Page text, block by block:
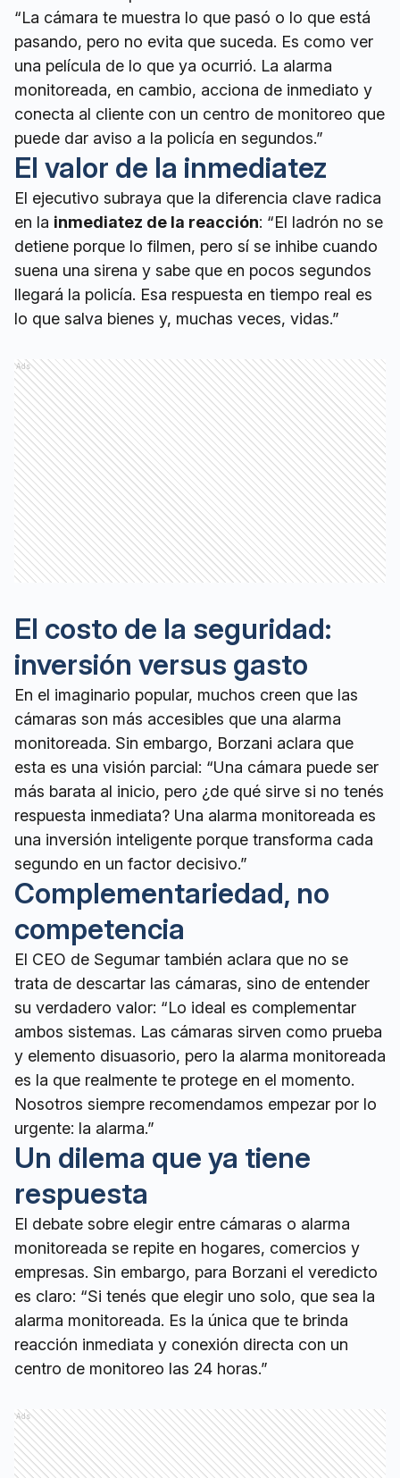
“La cámara te muestra lo que pasó o lo que está
pasando, pero no evita que suceda. Es como ver
una película de lo que ya ocurrió. La alarma
monitoreada, en cambio, acciona de inmediato y
conecta al cliente con un centro de monitoreo que
puede dar aviso a la policía en segundos.”
El valor de la inmediatez
El ejecutivo subraya que la diferencia clave radica
en la inmediatez de la reacción: “El ladrón no se
detiene porque lo filmen, pero sí se inhibe cuando
suena una sirena y sabe que en pocos segundos
llegará la policía. Esa respuesta en tiempo real es
lo que salva bienes y, muchas veces, vidas.”
Ads
El costo de la seguridad:
inversión versus gasto
En el imaginario popular, muchos creen que las
cámaras son más accesibles que una alarma
monitoreada. Sin embargo, Borzani aclara que
esta es una visión parcial: “Una cámara puede ser
más barata al inicio, pero ¿de qué sirve si no tenés
respuesta inmediata? Una alarma monitoreada es
una inversión inteligente porque transforma cada
segundo en un factor decisivo.”
Complementariedad, no
competencia
El CEO de Segumar también aclara que no se
trata de descartar las cámaras, sino de entender
su verdadero valor: “Lo ideal es complementar
ambos sistemas. Las cámaras sirven como prueba
y elemento disuasorio, pero la alarma monitoreada
es la que realmente te protege en el momento.
Nosotros siempre recomendamos empezar por lo
urgente: la alarma.”
Un dilema que ya tiene
respuesta
El debate sobre elegir entre cámaras o alarma
monitoreada se repite en hogares, comercios y
empresas. Sin embargo, para Borzani el veredicto
es claro: “Si tenés que elegir uno solo, que sea la
alarma monitoreada. Es la única que te brinda
reacción inmediata y conexión directa con un
centro de monitoreo las 24 horas.”
Ads